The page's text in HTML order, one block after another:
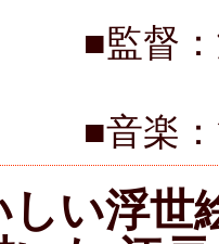
■監督
■音楽
い浮世